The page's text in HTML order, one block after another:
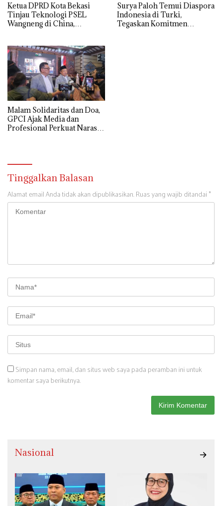
Ketua DPRD Kota Bekasi
Tinjau Teknologi PSEL
Wangneng di China,
Dimulai
Surya Paloh Temui Diaspora
Indonesia di Turki,
Tegaskan Komitmen
Malam Solidaritas dan Doa,
GPCI Ajak Media dan
Profesional Perkuat Narasi
Tinggalkan Balasan
Alamat email Anda tidak akan dipublikasikan.Ruas yang wajib ditandai*
Simpan nama, email, dan situs web saya pada peramban ini untuk
komentar saya berikutnya.
Nasional